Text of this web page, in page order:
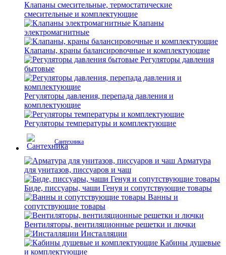
Клапаны смесительные, термостатические
смесительные и комплектующие
Клапаны
электромагнитные
Клапаны, краны балансировочные и комплектующие
Регуляторы давления
бытовые
Регуляторы давления, перепада давления и
комплектующие
Регуляторы температуры и комплектующие
Сантехника
Арматура
для унитазов, писсуаров и чаш
Биде, писсуары, чаши Генуя и сопутствующие товары
Ванны и
сопутствующие товары
Вентиляторы, вентиляционные решетки и лючки
Инсталляции
Кабины душевые
и комплектующие